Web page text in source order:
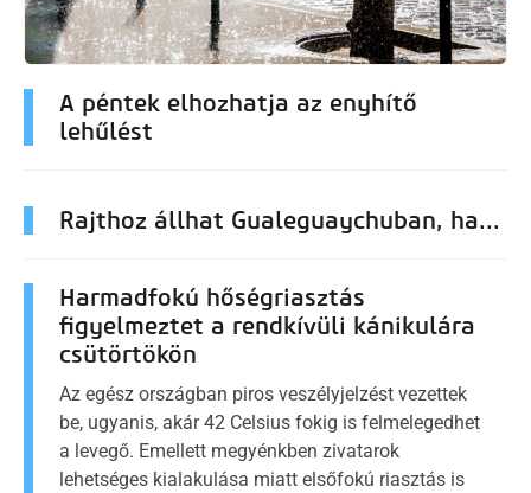
A péntek elhozhatja az enyhítő
lehűlést
Rajthoz állhat Gualeguaychuban, ha...
Harmadfokú hőségriasztás
figyelmeztet a rendkívüli kánikulára
csütörtökön
Az egész országban piros veszélyjelzést vezettek
be, ugyanis, akár 42 Celsius fokig is felmelegedhet
a levegő. Emellett megyénkben zivatarok
lehetséges kialakulása miatt elsőfokú riasztás is